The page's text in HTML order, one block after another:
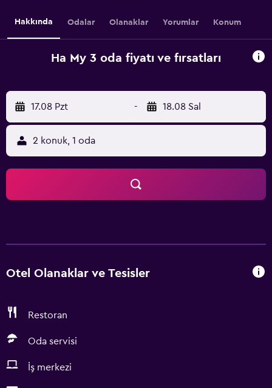
Hakkında Odalar Olanaklar Yorumlar Konum
Ha My 3 oda fiyatı ve fırsatları
17.08 Pzt - 18.08 Sal
2 konuk, 1 oda
Otel Olanaklar ve Tesisler
Restoran
Oda servisi
İş merkezi